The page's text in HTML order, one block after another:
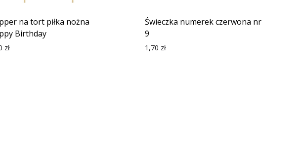
na tort piłka nożna
Birthday
zł
Świeczka numerek czerwona nr
9
1,70 zł